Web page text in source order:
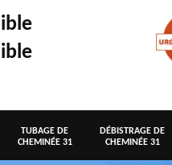
TUBAGE DE
CHEMINÉE 31
DÉBISTRAGE DE
CHEMINÉE 31